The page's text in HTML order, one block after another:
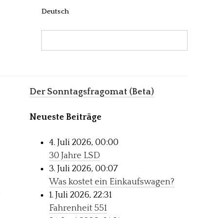
Deutsch
Der Sonntagsfragomat (Beta)
Neueste Beiträge
4. Juli 2026, 00:00
30 Jahre LSD
3. Juli 2026, 00:07
Was kostet ein Einkaufswagen?
1. Juli 2026, 22:31
Fahrenheit 551